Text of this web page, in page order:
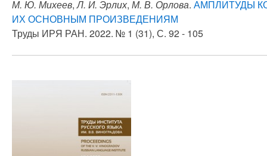
М. Ю. Михеев,Л. И. Эрлих, М. В. Орлова. АМПЛИТУДЫ
ИХ ОСНОВНЫМ ПРОИЗВЕДЕНИЯМ
Труды ИРЯ РАН. 2022. № 1 (31), С. 92 - 105